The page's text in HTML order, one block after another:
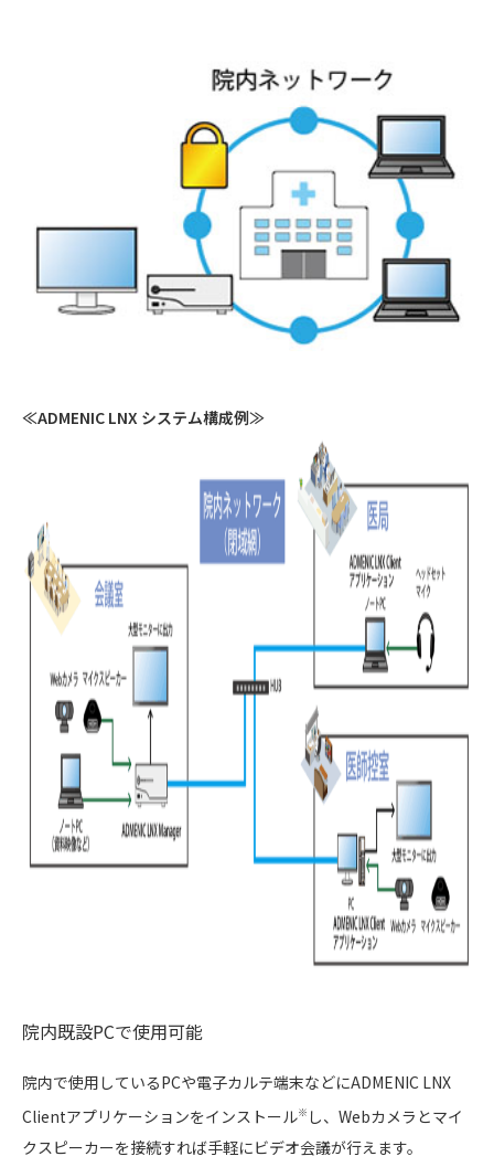
≪ADMENIC LNX システム構成例≫
院内既設PCで使用可能
院内で使用しているPCや電子カルテ端末などにADMENIC LNX
Clientアプリケーションをインストール※ し、Webカメラとマイ
クスピーカーを接続すれば手軽にビデオ会議が行えます。